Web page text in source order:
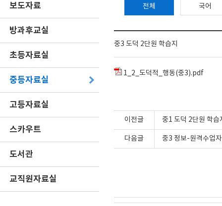
보도자료
방과후교실
초등자료실
중등자료실
고등자료실
스카우트
도서관
교직원자료실
전체 국어
중3 도덕 2단원 학습지
1_2_도덕적_행동(중3).pdf
이전글 중1 도덕 2단원 학습
다음글 중3 정보-원격수업